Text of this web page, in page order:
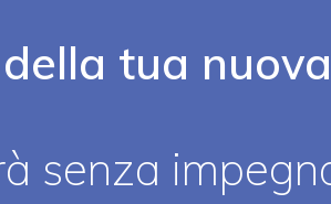
tua
senza